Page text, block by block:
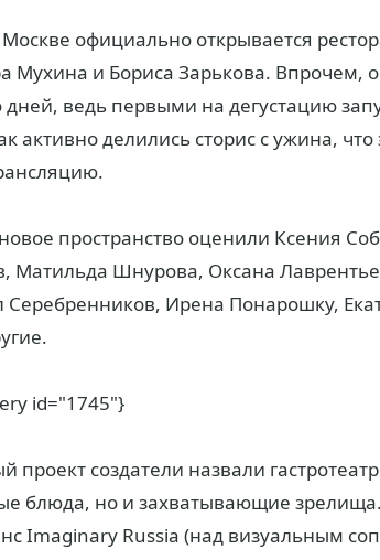
официально открывается
Мухина и Бориса Зарькова. Впрочем,
дней, ведь первыми на дегустацию
активно делились сторис с ужина,
пространство оценили Ксения
Матильда Шнурова, Оксана
Серебренников, Ирена Понарошку,
id="1745"}
проект создатели назвали
блюда, но и захватывающие
Imaginary Russia (над визуальным